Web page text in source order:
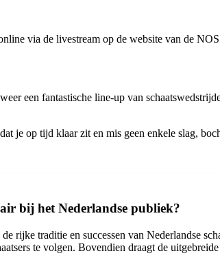
via de livestream op de website van de
een fantastische line-up van
je op tijd klaar zit en mis geen enkele slag,
bij het Nederlandse publiek?
rijke traditie en successen van Nederlandse
te volgen. Bovendien draagt de